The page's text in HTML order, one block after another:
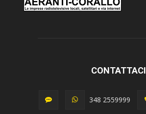
CONTATTACI
348 2559999